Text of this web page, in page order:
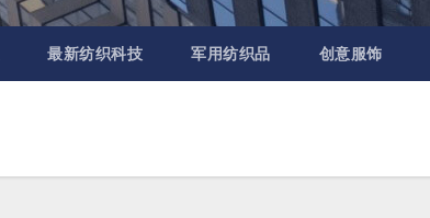
最新纺织科技 军用纺织品 创意服饰